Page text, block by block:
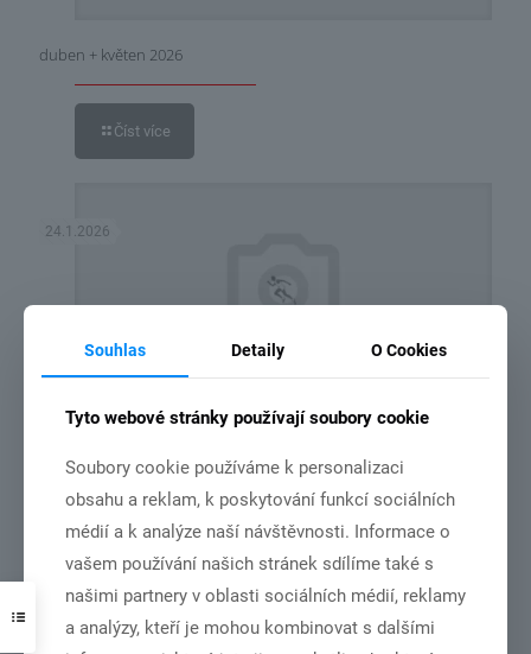
duben + květen 2026
Číst více
24.1.2026
leden 2026
Číst více
12.10.2025
Souhlas Detaily O Cookies
Tyto webové stránky používají soubory cookie
Soubory cookie používáme k personalizaci
obsahu a reklam, k poskytování funkcí sociálních
médií a k analýze naší návštěvnosti. Informace o
vašem používání našich stránek sdílíme také s
našimi partnery v oblasti sociálních médií, reklamy
a analýzy, kteří je mohou kombinovat s dalšími